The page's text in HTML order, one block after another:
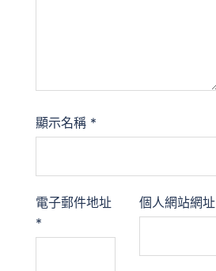
顯示名稱 *
電子郵件地址
*
個人網站網址